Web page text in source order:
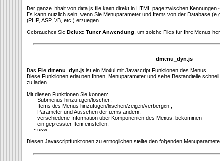
Der ganze Inhalt von data.js file kann direkt in HTML page zwischen Kennungen
Es kann nutzlich sein, wenn Sie Menuparameter und Items von der Database
(PHP, ASP, VB, etc.) erzuegen.
Gebrauchen Sie Deluxe Tuner Anwendung , um solche Files fur Ihre Menus
dmenu_dyn.js
Das File dmenu_dyn.js ist ein Modul mit Javascript Funktionen des Menus.
Diese Funktionen erlauben Ihnen, Menuparameter und seine Bestandteile
zu laden.
Mit diesen Funktionen Sie konnen:
- Submenus hinzufugen/loschen;
- Items des Menus hinzufugen/loschen/zeigen/verbergen ;
- Parameter und Aussehen der items andern;
- verschiedene Information uber Komponenten des Menus; bekommen
- ein gepresster Item einstellen;
- usw.
Diesen Javascriptfunktionen zu ermoglichen stellte den folgenden